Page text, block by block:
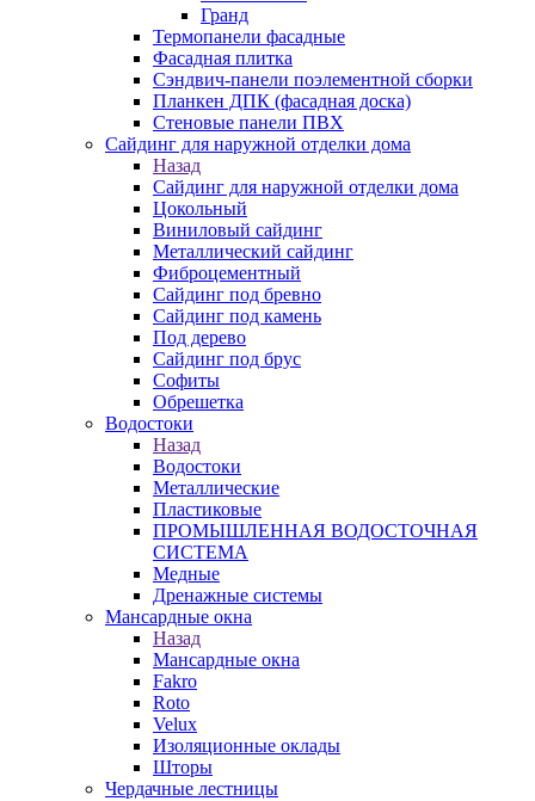
Гранд
Термопанели фасадные
Фасадная плитка
Сэндвич-панели поэлементной сборки
Планкен ДПК (фасадная доска)
Стеновые панели ПВХ
Сайдинг для наружной отделки дома
Назад
Сайдинг для наружной отделки дома
Цокольный
Виниловый сайдинг
Металлический сайдинг
Фиброцементный
Сайдинг под бревно
Сайдинг под камень
Под дерево
Сайдинг под брус
Софиты
Обрешетка
Водостоки
Назад
Водостоки
Металлические
Пластиковые
ПРОМЫШЛЕННАЯ ВОДОСТОЧНАЯ
СИСТЕМА
Медные
Дренажные системы
Мансардные окна
Назад
Мансардные окна
Fakro
Roto
Velux
Изоляционные оклады
Шторы
Чердачные лестницы